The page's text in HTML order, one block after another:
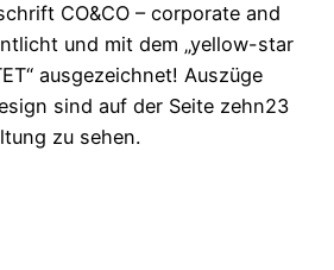
CO&CO – corporate and
und mit dem „yellow-star
ausgezeichnet! Auszüge
sind auf der Seite zehn23
zu sehen.